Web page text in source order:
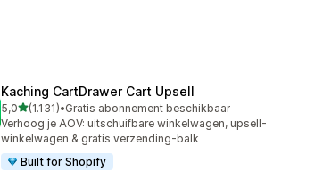
Kaching CartDrawer Cart Upsell
5,0van 5 sterren
(1.131)
1131 recensies in totaal
•Gratis abonnement beschikbaar
Verhoog je AOV: uitschuifbare winkelwagen, upsell-
winkelwagen & gratis verzending-balk
Built for Shopify